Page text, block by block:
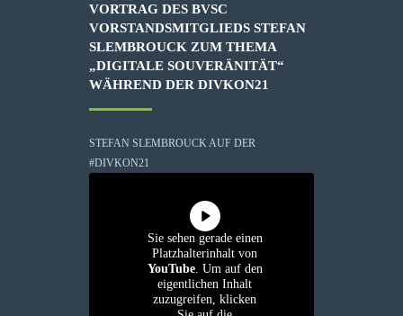
VORTRAG DES BVSC
VORSTANDSMITGLIEDS STEFAN
SLEMBROUCK ZUM THEMA
„DIGITALE SOUVERÄNITÄT“
WÄHREND DER DIVKON21
STEFAN SLEMBROUCK AUF DER
#DIVKON21
Sie sehen gerade einen
Platzhalterinhalt von
YouTube. Um auf den
eigentlichen Inhalt
zuzugreifen, klicken